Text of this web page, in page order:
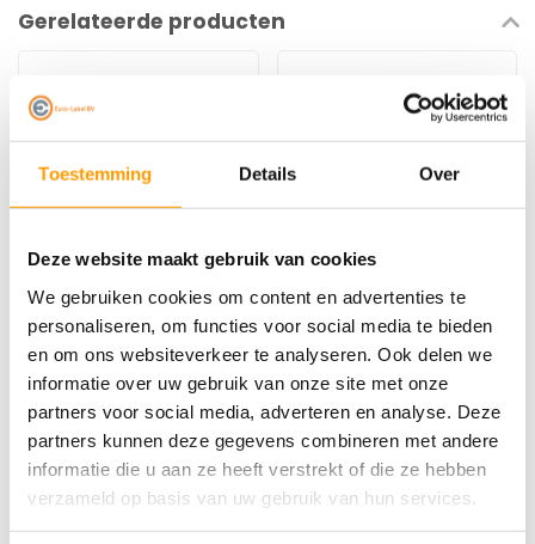
Toestemming Details Over
Deze website maakt gebruik van cookies
We gebruiken cookies om content en advertenties te
personaliseren, om functies voor social media te bieden
en om ons websiteverkeer te analyseren. Ook delen we
informatie over uw gebruik van onze site met onze
partners voor social media, adverteren en analyse. Deze
partners kunnen deze gegevens combineren met andere
informatie die u aan ze heeft verstrekt of die ze hebben
verzameld op basis van uw gebruik van hun services.
Gerelateerde producten
EURO-LABEL
Transparante
stretchfolie (glad) -
(50cm x 300meter x
23µ)
€18,00
EURO-LABEL
Zwarte Stretchfolie
(50cm x 300meter x
23µ)
€18,00